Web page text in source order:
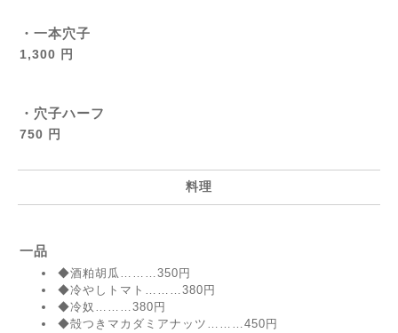
・一本穴子
1,300 円
・穴子ハーフ
750 円
料理
一品
◆酒粕胡瓜………350円
◆冷やしトマト………380円
◆冷奴………380円
◆殻つきマカダミアナッツ………450円